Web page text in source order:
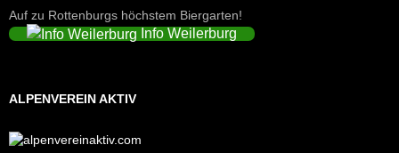
Auf zu Rottenburgs höchstem Biergarten!
Info Weilerburg
ALPENVEREIN AKTIV